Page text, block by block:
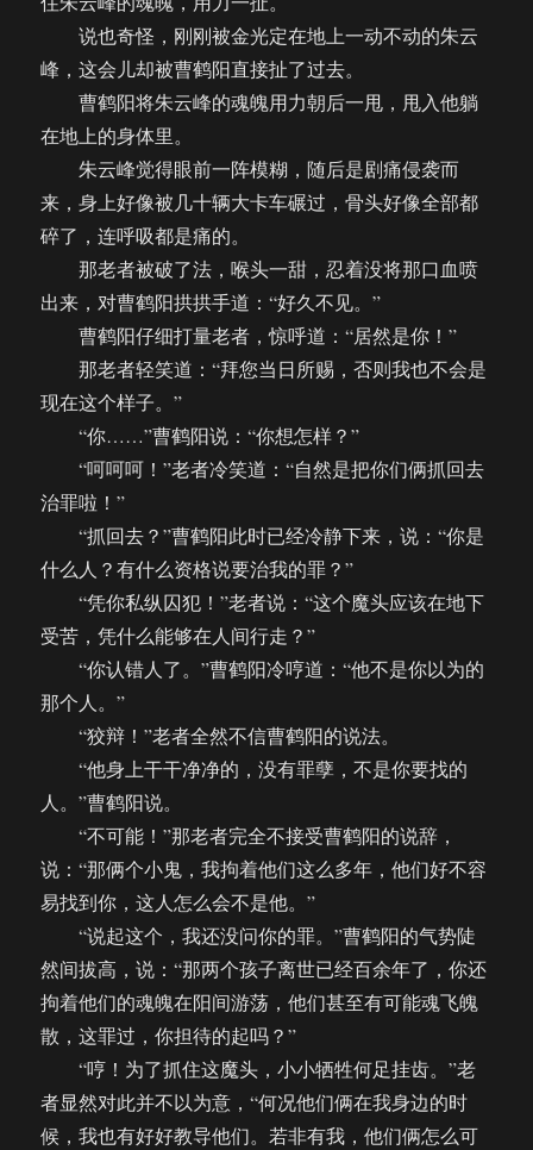
说也奇怪，刚刚被金光定在地上一动不动的朱云
峰，这会儿却被曹鹤阳直接扯了过去。
曹鹤阳将朱云峰的魂魄用力朝后一甩，甩入他躺
在地上的身体里。
朱云峰觉得眼前一阵模糊，随后是剧痛侵袭而
来，身上好像被几十辆大卡车碾过，骨头好像全部都
碎了，连呼吸都是痛的。
那老者被破了法，喉头一甜，忍着没将那口血喷
出来，对曹鹤阳拱拱手道：“好久不见。”
曹鹤阳仔细打量老者，惊呼道：“居然是你！”
那老者轻笑道：“拜您当日所赐，否则我也不会是
现在这个样子。”
“你……”曹鹤阳说：“你想怎样？”
“呵呵呵！”老者冷笑道：“自然是把你们俩抓回去
治罪啦！”
“抓回去？”曹鹤阳此时已经冷静下来，说：“你是
什么人？有什么资格说要治我的罪？”
“凭你私纵囚犯！”老者说：“这个魔头应该在地下
受苦，凭什么能够在人间行走？”
“你认错人了。”曹鹤阳冷哼道：“他不是你以为的
那个人。”
“狡辩！”老者全然不信曹鹤阳的说法。
“他身上干干净净的，没有罪孽，不是你要找的
人。”曹鹤阳说。
“不可能！”那老者完全不接受曹鹤阳的说辞，
说：“那俩个小鬼，我拘着他们这么多年，他们好不容
易找到你，这人怎么会不是他。”
“说起这个，我还没问你的罪。”曹鹤阳的气势陡
然间拔高，说：“那两个孩子离世已经百余年了，你还
拘着他们的魂魄在阳间游荡，他们甚至有可能魂飞魄
散，这罪过，你担待的起吗？”
“哼！为了抓住这魔头，小小牺牲何足挂齿。”老
者显然对此并不以为意，“何况他们俩在我身边的时
候，我也有好好教导他们。若非有我，他们俩怎么可